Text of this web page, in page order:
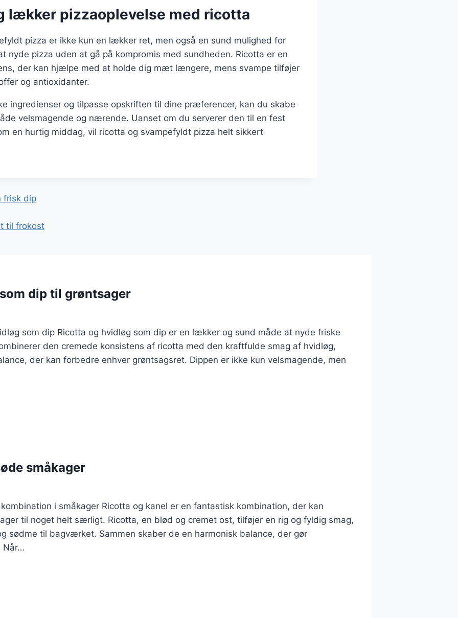
lækker pizzaoplevelse med ricotta
pizza er ikke kun en lækker ret, men også en sund mulighed for
nyde pizza uden at gå på kompromis med sundheden. Ricotta er en
der kan hjælpe med at holde dig mæt længere, mens svampe tilføjer
og antioxidanter.
ingredienser og tilpasse opskriften til dine præferencer, kan du skabe
velsmagende og nærende. Uanset om du serverer den til en fest
en hurtig middag, vil ricotta og svampefyldt pizza helt sikkert
frisk dip
til frokost
dip til grøntsager
som dip Ricotta og hvidløg som dip er en lækker og sund måde at nyde friske
den cremede konsistens af ricotta med den kraftfulde smag af hvidløg,
der kan forbedre enhver grøntsagsret. Dippen er ikke kun velsmagende, men
småkager
i småkager Ricotta og kanel er en fantastisk kombination, der kan
til noget helt særligt. Ricotta, en blød og cremet ost, tilføjer en rig og fyldig smag,
sødme til bagværket. Sammen skaber de en harmonisk balance, der gør
Når…